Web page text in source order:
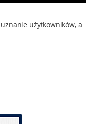
użytkowników, a